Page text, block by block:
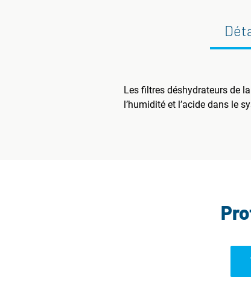
Les filtres déshydrateurs de
l’humidité et l’acide dans le